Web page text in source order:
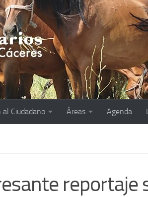
Ciudadano Áreas Agenda
reportaje